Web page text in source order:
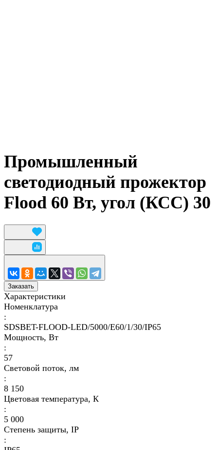
Промышленный
светодиодный прожектор
Flood 60 Вт, угол (КСС) 30
Заказать
Характеристики
Номенклатура
:
SDSBET-FLOOD-LED/5000/E60/1/30/IP65
Мощность, Вт
:
57
Световой поток, лм
:
8 150
Цветовая температура, К
:
5 000
Степень защиты, IP
: